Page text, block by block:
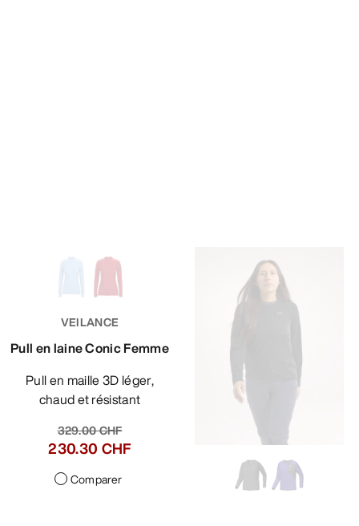
VEILANCE
Pull en laine Conic Femme
Pull en maille 3D léger,
chaud et résistant
329.00 CHF
230.30 CHF
Comparer